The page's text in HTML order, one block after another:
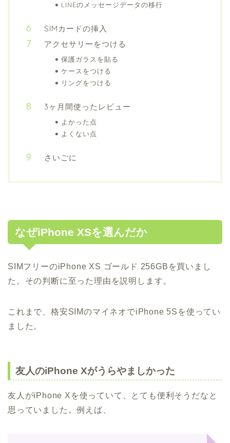
LINEのメッセージデータの移行
SIMカードの挿入
アクセサリーをつける
保護ガラスを貼る
ケースをつける
リングをつける
3ヶ月間使ったレビュー
よかった点
よくない点
さいごに
なぜiPhone XSを選んだか
SIMフリーのiPhone XS ゴールド 256GBを買いまし
た。その判断に至った理由を説明します。
これまで、格安SIMのマイネオでiPhone 5Sを使ってい
ました。
友人のiPhone Xがうらやましかった
友人がiPhone Xを使っていて、とても便利そうだなと
思っていました。例えば、